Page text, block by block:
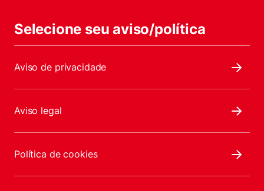
Selecione seu aviso/política
Aviso de privacidade
Aviso legal
Política de cookies